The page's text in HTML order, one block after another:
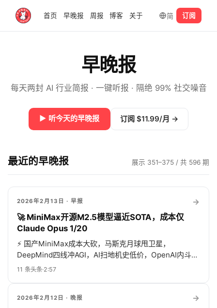
首页 早晚报 周报 博客 关于 简 订阅
早晚报
每天两封 AI 行业简报 · 一键听报 · 隔绝 99% 社交噪音
▶ 听今天的早晚报 订阅 $11.99/月 →
最近的早晚报 展示 351–375 / 共 596 期
2026年2月13日 · 早报
→
🚀 MiniMax开源M2.5模型逼近SOTA，成本仅
Claude Opus 1/20
⚡ 国产MiniMax成本大砍，马斯克月球甩卫星，
DeepMind四线冲AGI，AI扫地机史低价，OpenAI内斗外
怼DeepSeek，招聘机器人都卷疯了！
11 条头条·2:57
2026年2月12日 · 晚报
→